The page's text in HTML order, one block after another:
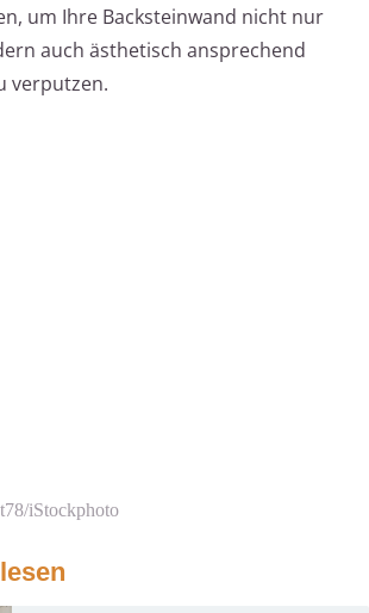
um Ihre Backsteinwand nicht nur
auch ästhetisch ansprechend
verputzen.
iStockphoto